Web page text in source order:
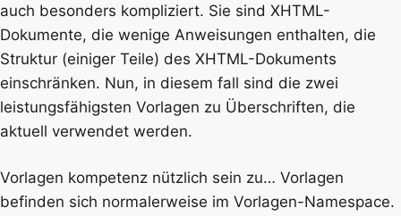
auch besonders kompliziert. Sie sind XHTML-
Dokumente, die wenige Anweisungen enthalten, die
Struktur (einiger Teile) des XHTML-Dokuments
einschränken. Nun, in diesem fall sind die zwei
leistungsfähigsten Vorlagen zu Überschriften, die
aktuell verwendet werden.
Vorlagen kompetenz nützlich sein zu… Vorlagen
befinden sich normalerweise im Vorlagen-Namespace.